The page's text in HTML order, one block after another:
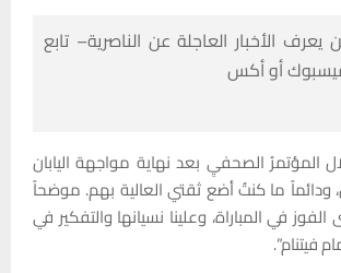
الأخبار العاجلة عن الناصرية– تابع
أو أكس
المؤتمرُ الصحفيِ بعد نهاية مواجهة اليابان
ودائماً ما كنتُ أضع ثقتي العالية بهم. موضحاً
في المباراة، وعلينا نسيانها والتفكير في
فيتنام”.